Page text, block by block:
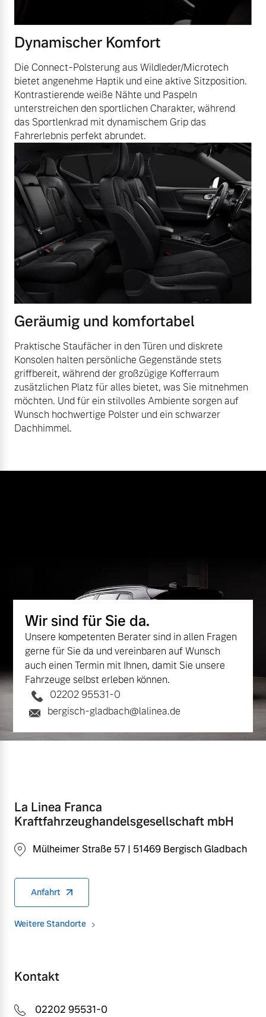
Dynamischer Komfort
Die Connect-Polsterung aus Wildleder/Microtech
bietet angenehme Haptik und eine aktive Sitzposition.
Kontrastierende weiße Nähte und Paspeln
unterstreichen den sportlichen Charakter, während
das Sportlenkrad mit dynamischem Grip das
Fahrerlebnis perfekt abrundet.
Geräumig und komfortabel
Praktische Staufächer in den Türen und diskrete
Konsolen halten persönliche Gegenstände stets
griffbereit, während der großzügige Kofferraum
zusätzlichen Platz für alles bietet, was Sie mitnehmen
möchten. Und für ein stilvolles Ambiente sorgen auf
Wunsch hochwertige Polster und ein schwarzer
Dachhimmel.
Wir sind für Sie da.
Unsere kompetenten Berater sind in allen Fragen
gerne für Sie da und vereinbaren auf Wunsch
auch einen Termin mit Ihnen, damit Sie unsere
Fahrzeuge selbst erleben können.
02202 95531-0
bergisch-gladbach@lalinea.de
La Linea Franca
Kraftfahrzeughandelsgesellschaft mbH
Mülheimer Straße 57 | 51469 Bergisch Gladbach
Anfahrt
Weitere Standorte
Kontakt
02202 95531-0